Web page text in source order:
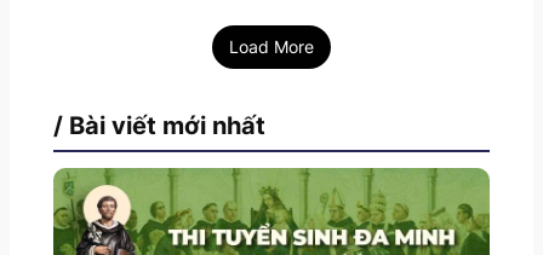
Load More
/ Bài viết mới nhất